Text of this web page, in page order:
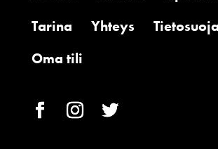
Tarina
Yhteys
Oma tili